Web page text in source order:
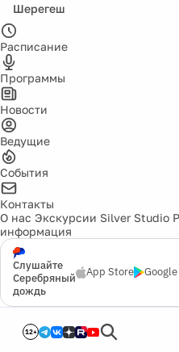
Шерегеш
Расписание
Программы
Новости
Ведущие
События
Контакты
О нас Экскурсии Silver Studio
информация
Слушайте
Серебряный
дождь
App Store
12+